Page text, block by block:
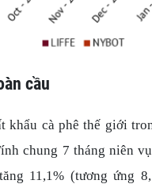
cầu
khẩu cà phê thế giới
chung 7 tháng niên
11,1% (tương ứng